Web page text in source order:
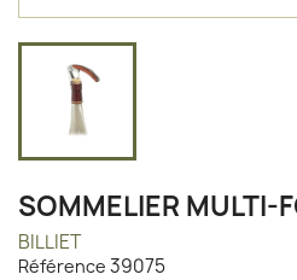
SOMMELIER MULTI-
BILLIET
Référence 39075